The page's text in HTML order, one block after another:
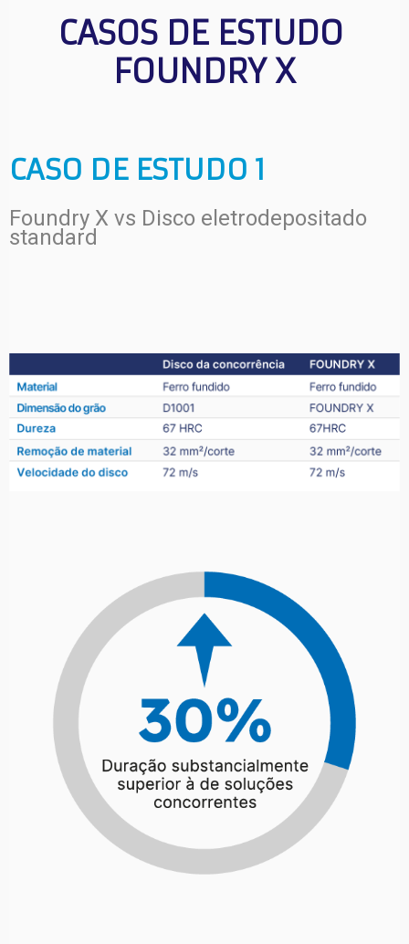
CASOS DE ESTUDO
FOUNDRY X
CASO DE ESTUDO 1
Foundry X vs Disco eletrodepositado
standard